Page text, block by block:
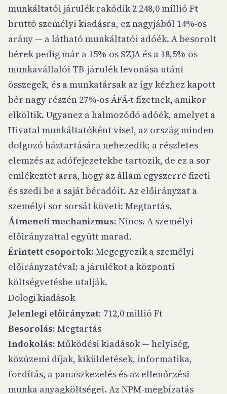
munkáltatói járulék rakódik 2 248,0 millió Ft
bruttó személyi kiadásra, ez nagyjából 14%-os
arány — a látható munkáltatói adóék. A besorolt
bérek pedig már a 15%-os SZJA és a 18,5%-os
munkavállalói TB-járulék levonása utáni
összegek, és a munkatársak az így kézhez kapott
bér nagy részén 27%-os ÁFÁ-t fizetnek, amikor
elköltik. Ugyanez a halmozódó adóék, amelyet a
Hivatal munkáltatóként visel, az ország minden
dolgozó háztartására nehezedik; a részletes
elemzés az adófejezetekbe tartozik, de ez a sor
emlékeztet arra, hogy az állam egyszerre fizeti
és szedi be a saját béradóit. Az előirányzat a
személyi sor sorsát követi: Megtartás.
Átmeneti mechanizmus: Nincs. A személyi
előirányzattal együtt marad.
Érintett csoportok: Megegyezik a személyi
előirányzatéval; a járulékot a központi
költségvetésbe utalják.
Dologi kiadások
Jelenlegi előirányzat: 712,0 millió Ft
Besorolás: Megtartás
Indokolás: Működési kiadások — helyiség,
közüzemi díjak, kiküldetések, informatika,
fordítás, a panaszkezelés és az ellenőrzési
munka anyagköltségei. Az NPM-megbízatás